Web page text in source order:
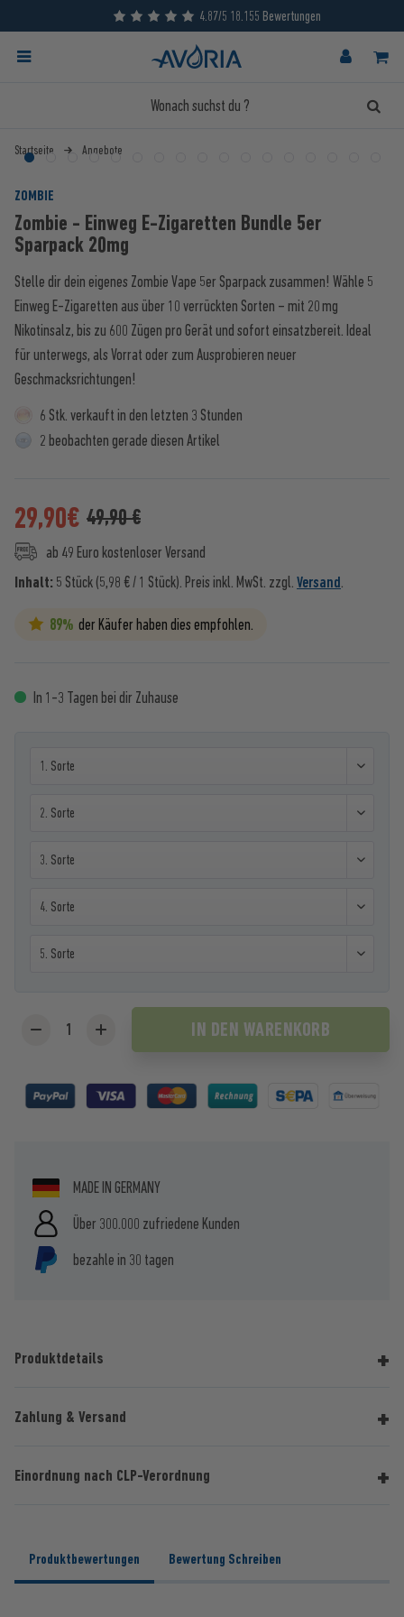
4.87/5 18.155 Bewertungen
Startseite Angebote
ZOMBIE
Zombie - Einweg E-Zigaretten Bundle 5er
Sparpack 20mg
Stelle dir dein eigenes Zombie Vape 5er Sparpack zusammen! Wähle 5
Einweg E-Zigaretten aus über 10 verrückten Sorten – mit 20 mg
Nikotinsalz, bis zu 600 Zügen pro Gerät und sofort einsatzbereit. Ideal
für unterwegs, als Vorrat oder zum Ausprobieren neuer
Geschmacksrichtungen!
6 Stk. verkauft in den letzten 3 Stunden
2 beobachten gerade diesen Artikel
29,90€ 49,90 €
ab 49 Euro kostenloser Versand
Inhalt: 5 Stück (5,98 € / 1 Stück). Preis inkl. MwSt. zzgl. Versand.
89% der Käufer haben dies empfohlen.
In 1-3 Tagen bei dir Zuhause
IN DEN WARENKORB
MADE IN GERMANY
Über 300.000 zufriedene Kunden
bezahle in 30 tagen
Produktdetails
Zahlung & Versand
Einordnung nach CLP-Verordnung
Produktbewertungen Bewertung Schreiben